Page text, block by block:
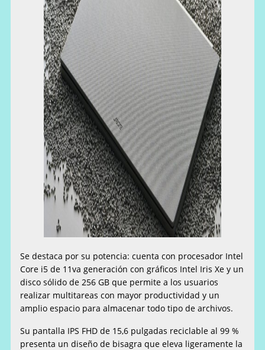
Se destaca por su potencia: cuenta con procesador Intel
Core i5 de 11va generación con gráficos Intel Iris Xe y un
disco sólido de 256 GB que permite a los usuarios
realizar multitareas con mayor productividad y un
amplio espacio para almacenar todo tipo de archivos.
Su pantalla IPS FHD de 15,6 pulgadas reciclable al 99 %
presenta un diseño de bisagra que eleva ligeramente la